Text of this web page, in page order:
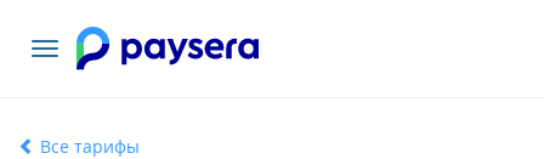
Toggle
navigation
Все тарифы